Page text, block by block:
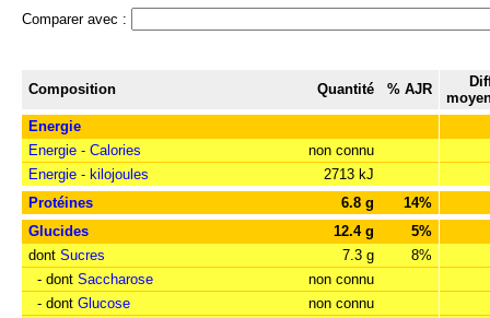
Comparer avec :
Composition Quantité % AJR
Energie
Energie - Calories
non connu
Energie - kilojoules
2713 kJ
Protéines
6.8 g
14%
Glucides
12.4 g
5%
dont Sucres 7.3 g
8%
- dont Saccharose
non connu
- dont Glucose
non connu